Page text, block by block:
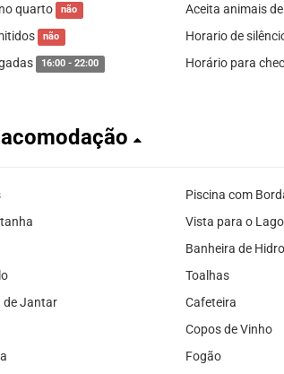
quarto não Aceita animais
não Horario de
16:00 - 22:00 Horário para
Piscina com
Vista para o Lago
Banheira de
Toalhas
de Jantar
Cafeteira
Copos de Vinho
Fogão